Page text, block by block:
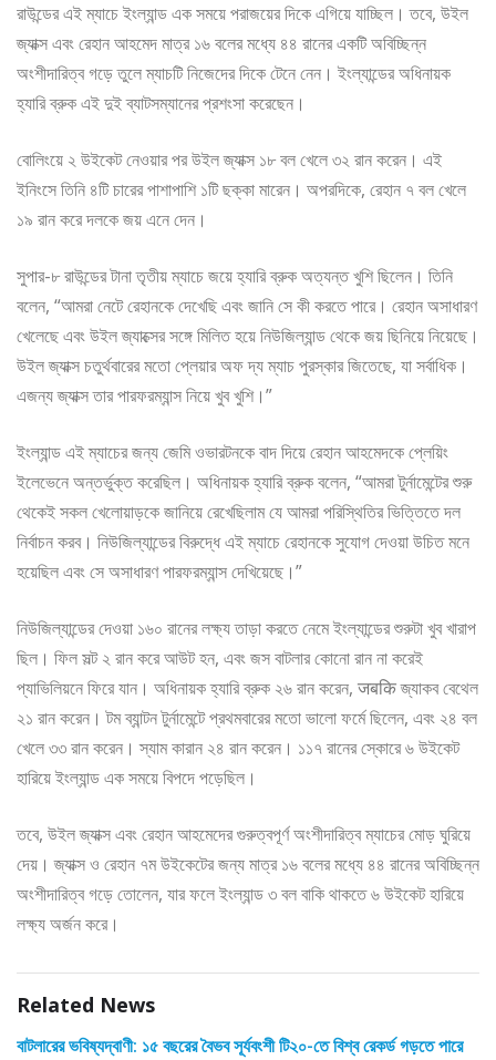
রাউন্ডের এই ম্যাচে ইংল্যান্ড এক সময়ে পরাজয়ের দিকে এগিয়ে যাচ্ছিল। তবে, উইল
জ্যাক্স এবং রেহান আহমেদ মাত্র ১৬ বলের মধ্যে ৪৪ রানের একটি অবিচ্ছিন্ন
অংশীদারিত্ব গড়ে তুলে ম্যাচটি নিজেদের দিকে টেনে নেন। ইংল্যান্ডের অধিনায়ক
হ্যারি ব্রুক এই দুই ব্যাটসম্যানের প্রশংসা করেছেন।
বোলিংয়ে ২ উইকেট নেওয়ার পর উইল জ্যাক্স ১৮ বল খেলে ৩২ রান করেন। এই
ইনিংসে তিনি ৪টি চারের পাশাপাশি ১টি ছক্কা মারেন। অপরদিকে, রেহান ৭ বল খেলে
১৯ রান করে দলকে জয় এনে দেন।
সুপার-৮ রাউন্ডের টানা তৃতীয় ম্যাচে জয়ে হ্যারি ব্রুক অত্যন্ত খুশি ছিলেন। তিনি
বলেন, “আমরা নেটে রেহানকে দেখেছি এবং জানি সে কী করতে পারে। রেহান অসাধারণ
খেলেছে এবং উইল জ্যাক্সের সঙ্গে মিলিত হয়ে নিউজিল্যান্ড থেকে জয় ছিনিয়ে নিয়েছে।
উইল জ্যাক্স চতুর্থবারের মতো প্লেয়ার অফ দ্য ম্যাচ পুরস্কার জিতেছে, যা সর্বাধিক।
এজন্য জ্যাক্স তার পারফরম্যান্স নিয়ে খুব খুশি।”
ইংল্যান্ড এই ম্যাচের জন্য জেমি ওভারটনকে বাদ দিয়ে রেহান আহমেদকে প্লেয়িং
ইলেভেনে অন্তর্ভুক্ত করেছিল। অধিনায়ক হ্যারি ব্রুক বলেন, “আমরা টুর্নামেন্টের শুরু
থেকেই সকল খেলোয়াড়কে জানিয়ে রেখেছিলাম যে আমরা পরিস্থিতির ভিত্তিতে দল
নির্বাচন করব। নিউজিল্যান্ডের বিরুদ্ধে এই ম্যাচে রেহানকে সুযোগ দেওয়া উচিত মনে
হয়েছিল এবং সে অসাধারণ পারফরম্যান্স দেখিয়েছে।”
নিউজিল্যান্ডের দেওয়া ১৬০ রানের লক্ষ্য তাড়া করতে নেমে ইংল্যান্ডের শুরুটা খুব খারাপ
ছিল। ফিল সল্ট ২ রান করে আউট হন, এবং জস বাটলার কোনো রান না করেই
প্যাভিলিয়নে ফিরে যান। অধিনায়ক হ্যারি ব্রুক ২৬ রান করেন, जबकि জ্যাকব বেথেল
২১ রান করেন। টম ব্যান্টন টুর্নামেন্টে প্রথমবারের মতো ভালো ফর্মে ছিলেন, এবং ২৪ বল
খেলে ৩৩ রান করেন। স্যাম কারান ২৪ রান করেন। ১১৭ রানের স্কোরে ৬ উইকেট
হারিয়ে ইংল্যান্ড এক সময়ে বিপদে পড়েছিল।
তবে, উইল জ্যাক্স এবং রেহান আহমেদের গুরুত্বপূর্ণ অংশীদারিত্ব ম্যাচের মোড় ঘুরিয়ে
দেয়। জ্যাক্স ও রেহান ৭ম উইকেটের জন্য মাত্র ১৬ বলের মধ্যে ৪৪ রানের অবিচ্ছিন্ন
অংশীদারিত্ব গড়ে তোলেন, যার ফলে ইংল্যান্ড ৩ বল বাকি থাকতে ৬ উইকেট হারিয়ে
লক্ষ্য অর্জন করে।
Related News
বাটলারের ভবিষ্যদ্বাণী: ১৫ বছরের বৈভব সূর্যবংশী টি২০-তে বিশ্ব রেকর্ড গড়তে পারে